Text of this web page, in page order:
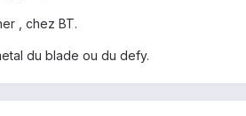
, chez BT.
du blade ou du defy.